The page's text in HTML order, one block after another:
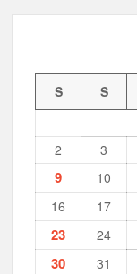
S S
2
3
9 10
16 17
23
24
30 31